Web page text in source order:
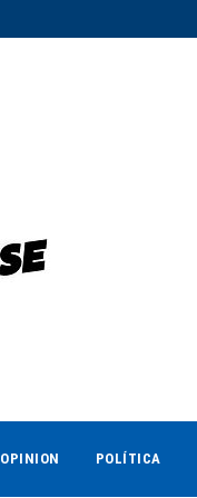
OPINION POLÍTICA